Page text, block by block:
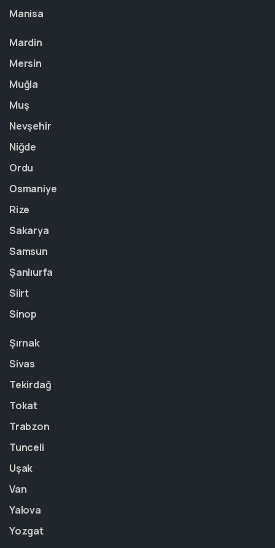
Manisa
Mardin
Mersin
Muğla
Muş
Nevşehir
Niğde
Ordu
Osmaniye
Rize
Sakarya
Samsun
Şanlıurfa
Siirt
Sinop
Şırnak
Sivas
Tekirdağ
Tokat
Trabzon
Tunceli
Uşak
Van
Yalova
Yozgat